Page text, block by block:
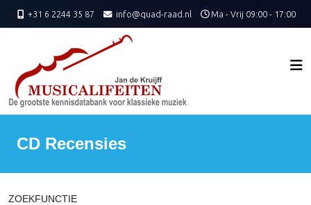
+31 6 2244 35 87 info@quad-raad.nl Ma - Vrij 09:00 - 17:00
CD Recensies
ZOEKFUNCTIE